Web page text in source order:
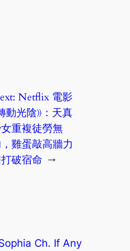
Netflix 電影
動光陰》：天真
重複徒勞無
雞蛋敲高牆力
破宿命 →
Ch. If Any